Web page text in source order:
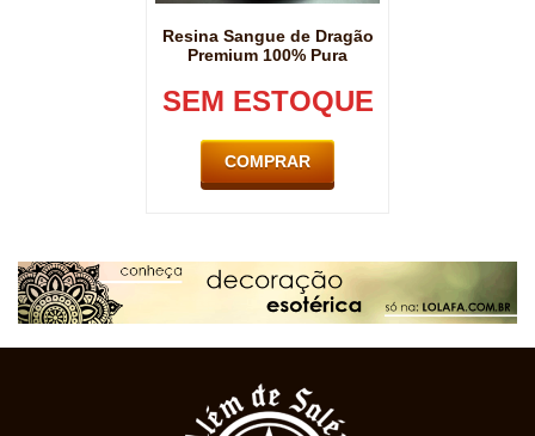
Resina Sangue de Dragão
Premium 100% Pura
SEM ESTOQUE
COMPRAR